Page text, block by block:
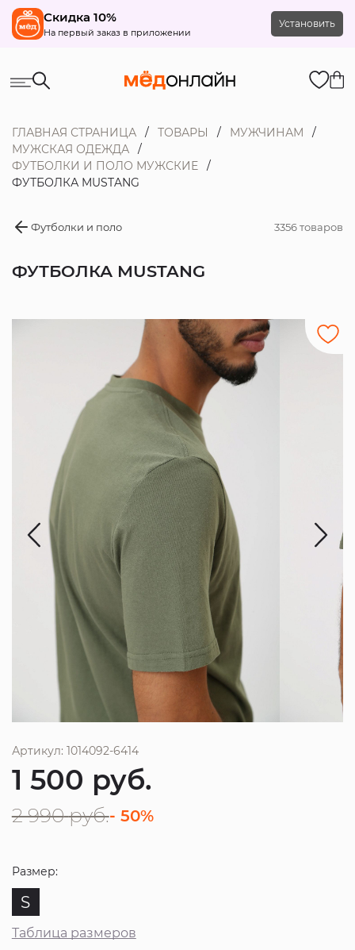
Скидка 10%
На первый заказ в приложении
Установить
ГЛАВНАЯ СТРАНИЦА ТОВАРЫ
МУЖЧИНАМ
МУЖСКАЯ ОДЕЖДА
ФУТБОЛКИ И ПОЛО МУЖСКИЕ
ФУТБОЛКА MUSTANG
Футболки и поло 3356 товаров
ФУТБОЛКА MUSTANG
Артикул: 1014092-6414
1 500 руб.
2 990 руб.- 50%
Размер:
S
Таблица размеров